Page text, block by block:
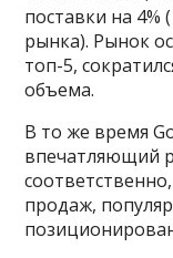
поставки на 4%
рынка). Рынок
топ-5,
объема.
В то же время
впечатляющий
продаж,